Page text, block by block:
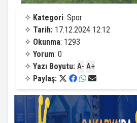
✧ Kategori: Spor
✧ Tarih: 17.12.2024 12:12
✧ Okunma: 1293
✧ Yorum: 0
✧ Yazı Boyutu: A- A+
✧ Paylaş: